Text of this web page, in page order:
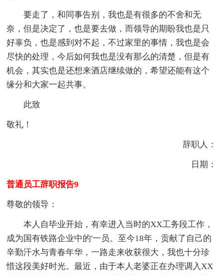
要走了，和同事告别，我也是有很多的不舍和无
奈，但是决定了，也是要去做，而领导的期盼我也是只
好辜负，也是感到对不起，不过家里的事情，我也是会
尽快的处理，今后如何我也是没有那么的清楚，但是有
机会，其实也是还想来酒店继续做的，希望还能有这个
缘分和大家一起共事。
此致
敬礼！
辞职人：
日期：
普通员工辞职报告9
尊敬的领导：
本人自毕业开始，有幸进入当时的XX工务段工作，
成为国有铁路企业中的'一员。至今18年，贡献了自己的
辛勤汗水与青春年华，一路走来收获很大，我也十分珍
惜这段美好时光。最近，由于本人老婆正在办理调入XX